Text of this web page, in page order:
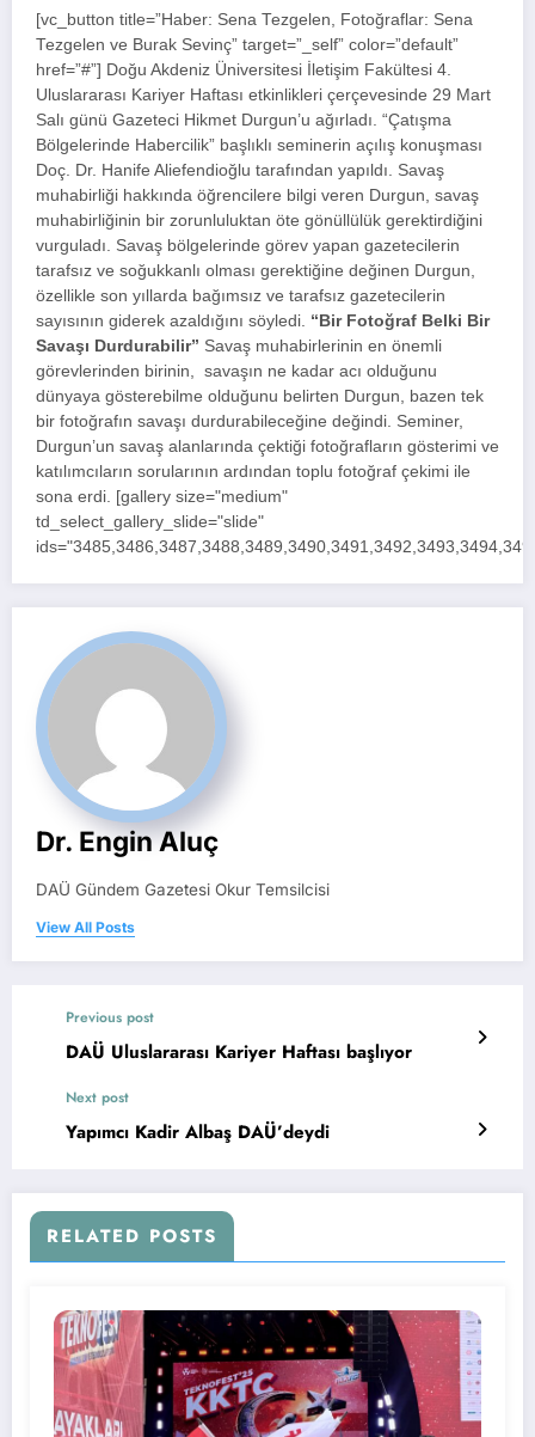
[vc_button title=”Haber: Sena Tezgelen, Fotoğraflar: Sena
Tezgelen ve Burak Sevinç” target=”_self” color=”default”
href=”#”] Doğu Akdeniz Üniversitesi İletişim Fakültesi 4.
Uluslararası Kariyer Haftası etkinlikleri çerçevesinde 29 Mart
Salı günü Gazeteci Hikmet Durgun’u ağırladı. “Çatışma
Bölgelerinde Habercilik” başlıklı seminerin açılış konuşması
Doç. Dr. Hanife Aliefendioğlu tarafından yapıldı. Savaş
muhabirliği hakkında öğrencilere bilgi veren Durgun, savaş
muhabirliğinin bir zorunluluktan öte gönüllülük gerektirdiğini
vurguladı. Savaş bölgelerinde görev yapan gazetecilerin
tarafsız ve soğukkanlı olması gerektiğine değinen Durgun,
özellikle son yıllarda bağımsız ve tarafsız gazetecilerin
sayısının giderek azaldığını söyledi. “Bir Fotoğraf Belki Bir
Savaşı Durdurabilir” Savaş muhabirlerinin en önemli
görevlerinden birinin, savaşın ne kadar acı olduğunu
dünyaya gösterebilme olduğunu belirten Durgun, bazen tek
bir fotoğrafın savaşı durdurabileceğine değindi. Seminer,
Durgun’un savaş alanlarında çektiği fotoğrafların gösterimi ve
katılımcıların sorularının ardından toplu fotoğraf çekimi ile
sona erdi. [gallery size="medium"
td_select_gallery_slide="slide"
Dr. Engin Aluç
DAÜ Gündem Gazetesi Okur Temsilcisi
View All Posts
Previous post
DAÜ Uluslararası Kariyer Haftası başlıyor
Next post
Yapımcı Kadir Albaş DAÜ’deydi
RELATED POSTS